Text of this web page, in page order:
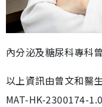
內分泌及糖尿科專科
以上資訊由曾文和醫
MAT-HK-2300174-